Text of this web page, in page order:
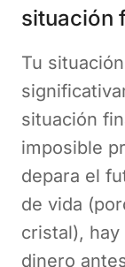
situación
Tu
situación
imposible
depara el
de vida
cristal),
dinero